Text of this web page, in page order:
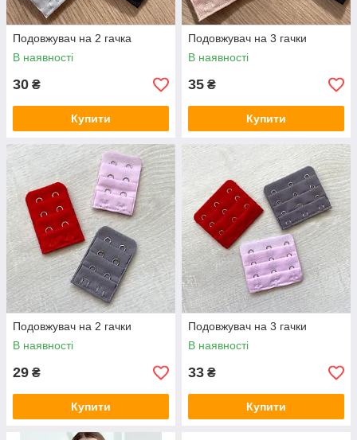
Подовжувач на 2 гачка
В наявності
30 ₴
Купити
Подовжувач на 3 гачки
В наявності
35 ₴
Купити
Подовжувач на 2 гачки
В наявності
29 ₴
Купити
Подовжувач на 3 гачки
В наявності
33 ₴
Купити